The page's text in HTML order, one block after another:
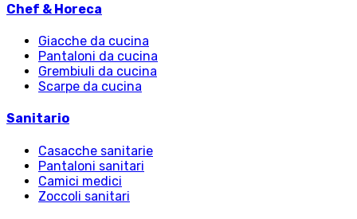
Chef & Horeca
Giacche da cucina
Pantaloni da cucina
Grembiuli da cucina
Scarpe da cucina
Sanitario
Casacche sanitarie
Pantaloni sanitari
Camici medici
Zoccoli sanitari